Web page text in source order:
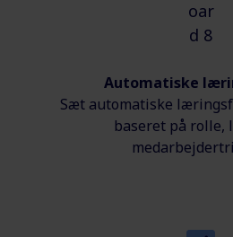
Automatiske
Sæt automatiske
baseret på rolle,